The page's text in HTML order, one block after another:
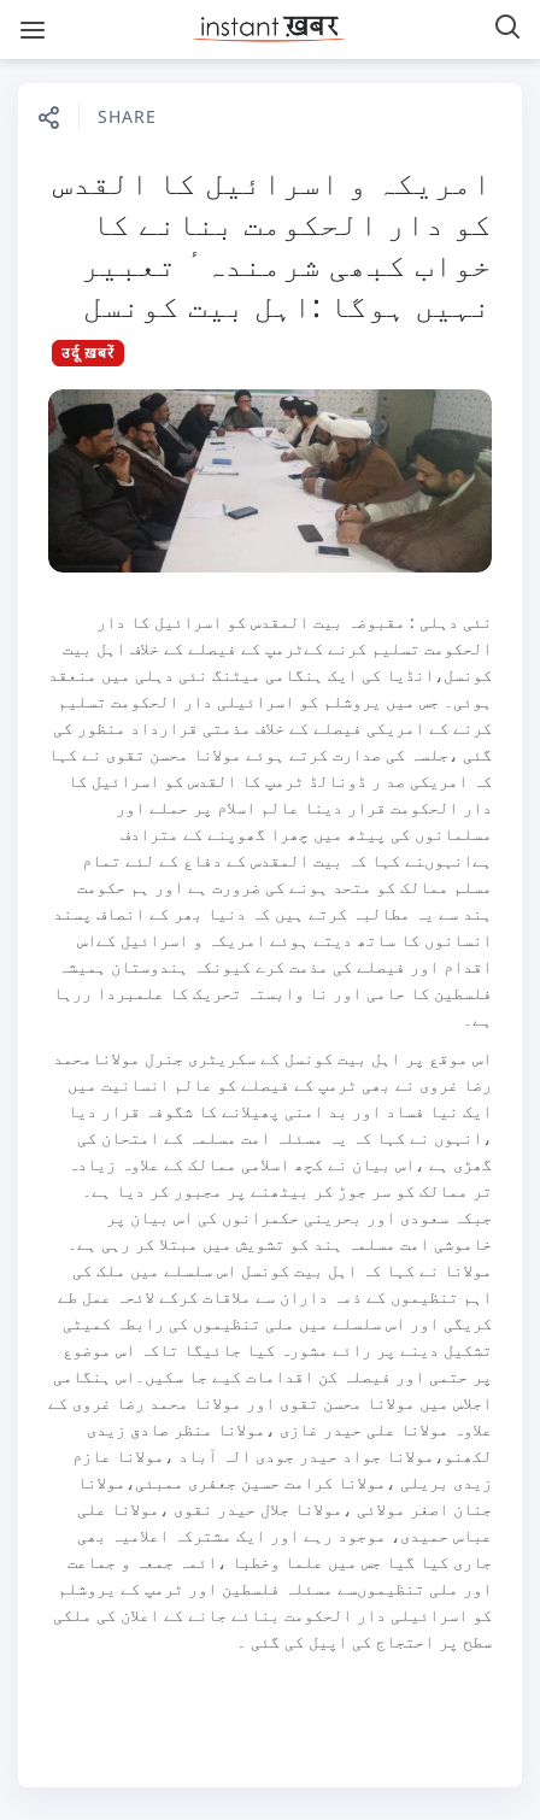
SHARE
امریکہ و اسرائیل کا القدس
کو دار الحکومت بنانے کا
خواب کبھی شرمندہ ٔ تعبیر
نہیں ہوگا :اہل بیت کونسل
उर्दू ख़बरें
نئی دہلی : مقبوضہ بیت المقدس کو اسرائیل کا دار
الحکومت تسلیم کرنے کےٹرمپ کے فیصلے کے خلاف اہل بیت
کونسل،انڈیا کی ایک ہنگامی میٹنگ نئی دہلی میں منعقد
ہوئی۔ جس میں یروشلم کو اسرائیلی دار الحکومت تسلیم
کرنے کے امریکی فیصلے کے خلاف مذمتی قرارداد منظور کی
گئی ،جلسہ کی صدارت کرتے ہوئے مولانا محسن تقوی نے کہا
کہ امریکی صد ر ڈونالڈ ٹرمپ کا القدس کو اسرائیل کا
دار الحکومت قرار دینا عالم اسلام پر حملے اور
مسلمانوں کی پیٹھ میں چھرا گھوپنے کے مترادف
ہےانہوںنے کہا کہ بیت المقدس کے دفاع کے لئے تمام
مسلم ممالک کو متحد ہونے کی ضرورت ہے اور ہم حکومت
ہند سے یہ مطالبہ کرتے ہیں کہ دنیا بھر کے انصاف پسند
انسانوں کا ساتھ دیتے ہوئے امریکہ و اسرائیل کےاس
اقدام اور فیصلے کی مذمت کرے کیونکہ ہندوستان ہمیشہ
فلسطین کا حامی اور نا وابستہ تحریک کا علمبردا ررہا
ہے۔
اس موقع پر اہل بیت کونسل کے سکریٹری جنرل مولانامحمد
رضا غروی نے بھی ٹرمپ کے فیصلے کو عالم انسانیت میں
ایک نیا فساد اور بد امنی پھیلانے کا شگوفہ قرار دیا
،انہوں نے کہا کہ یہ مسئلہ امت مسلمہ کے امتحان کی
گھڑی ہے ،اس بیان نے کچھ اسلامی ممالک کے علاوہ زیادہ
تر ممالک کو سر جوڑ کر بیٹھنے پر مجبور کر دیا ہے۔
جبکہ سعودی اور بحرینی حکمرانوں کی اس بیان پر
خاموشی امت مسلمہ ہند کو تشویش میں مبتلا کر رہی ہے۔
مولانا نے کہا کہ اہل بیت کونسل اس سلسلے میں ملک کی
اہم تنظیموں کے ذمہ داران سے ملاقات کرکے لائحہ عمل طے
کریگی اور اس سلسلے میں ملی تنظیموں کی رابطہ کمیٹی
تشکیل دینے پر رائے مشورہ کیا جائیگا تاکہ اس موضوع
پر حتمی اور فیصلہ کن اقدامات کیے جا سکیں۔اس ہنگامی
اجلاس میں مولانا محسن تقوی اور مولانا محمد رضا غروی کے
علاوہ مولانا علی حیدر غازی ،مولانا منظر صادق زیدی
لکھنو،مولانا جواد حیدر جودی الہ آباد ،مولانا عازم
زیدی بریلی ،مولانا کرامت حسین جعفری ممبئی،مولانا
جنان اصغر مولائی ،مولانا جلال حیدر نقوی ،مولانا علی
عباس حمیدی، موجود رہے اور ایک مشترکہ اعلامیہ بھی
جاری کیا گیا جس میں علما وخطبا ،ائمہ جمعہ و جماعت
اور ملی تنظیموںسے مسئلہ فلسطین اور ٹرمپ کے یروشلم
کو اسرائیلی دار الحکومت بنائے جانے کے اعلان کی ملکی
سطح پر احتجاج کی اپیل کی گئی ۔